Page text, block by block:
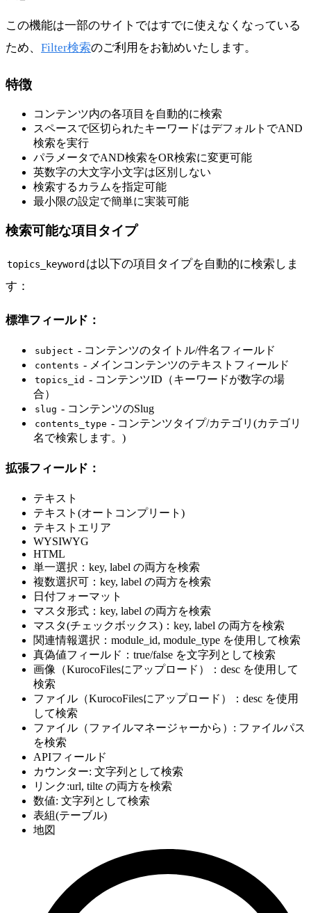
この機能は一部のサイトではすでに使えなくなっている
ため、 Filter検索のご利用をお勧めいたします。
特徴
コンテンツ内の各項目を自動的に検索
スペースで区切られたキーワードはデフォルトでAND
検索を実行
パラメータでAND検索をOR検索に変更可能
英数字の大文字小文字は区別しない
検索するカラムを指定可能
最小限の設定で簡単に実装可能
検索可能な項目タイプ
topics_keyword は以下の項目タイプを自動的に検索しま
す：
標準フィールド：
subject - コンテンツのタイトル/件名フィールド
contents - メインコンテンツのテキストフィールド
topics_id - コンテンツID（キーワードが数字の場
合）
slug - コンテンツのSlug
contents_type - コンテンツタイプ/カテゴリ(カテゴリ
名で検索します。)
拡張フィールド：
テキスト
テキスト(オートコンプリート)
テキストエリア
WYSIWYG
HTML
単一選択：key, label の両方を検索
複数選択可：key, label の両方を検索
日付フォーマット
マスタ形式：key, label の両方を検索
マスタ(チェックボックス)：key, label の両方を検索
関連情報選択：module_id, module_type を使用して検索
真偽値フィールド：true/false を文字列として検索
画像（KurocoFilesにアップロード）：desc を使用して
検索
ファイル（KurocoFilesにアップロード）：desc を使用
して検索
ファイル（ファイルマネージャーから）: ファイルパス
を検索
APIフィールド
カウンター: 文字列として検索
リンク:url, tilte の両方を検索
数値: 文字列として検索
表組(テーブル)
地図